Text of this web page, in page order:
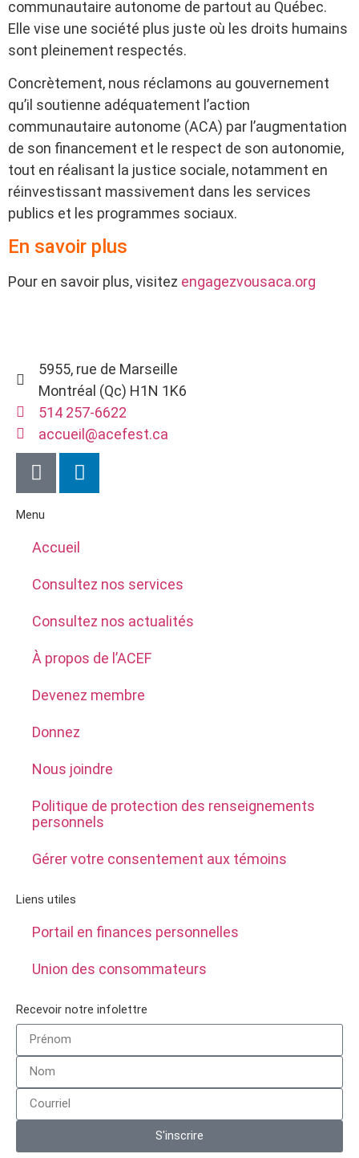
communautaire autonome de partout au Québec.
Elle vise une société plus juste où les droits humains
sont pleinement respectés.
Concrètement, nous réclamons au gouvernement
qu’il soutienne adéquatement l’action
communautaire autonome (ACA) par l’augmentation
de son financement et le respect de son autonomie,
tout en réalisant la justice sociale, notamment en
réinvestissant massivement dans les services
publics et les programmes sociaux.
En savoir plus
Pour en savoir plus, visitez engagezvousaca.org
5955, rue de Marseille
Montréal (Qc) H1N 1K6
514 257-6622
accueil@acefest.ca
Menu
Accueil
Consultez nos services
Consultez nos actualités
À propos de l’ACEF
Devenez membre
Donnez
Nous joindre
Politique de protection des renseignements
personnels
Gérer votre consentement aux témoins
Liens utiles
Portail en finances personnelles
Union des consommateurs
Recevoir notre infolettre
S'inscrire